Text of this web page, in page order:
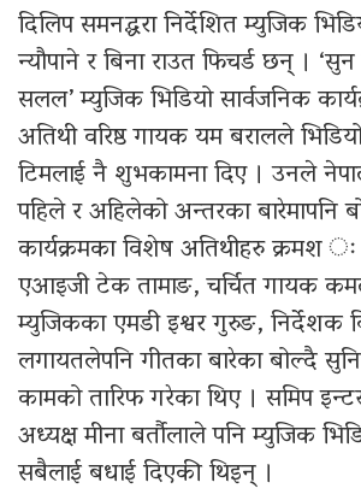
दिलिप समनद्धरा निर्देशित म्युजिक
न्यौपाने र बिना राउत फिचर्ड छन् ।
सलल’ म्युजिक भिडियो सार्वजनिक
अतिथी वरिष्ठ गायक यम बरालले
टिमलाई नै शुभकामना दिए । उनले
पहिले र अहिलेको अन्तरका बारेमापनि
कार्यक्रमका विशेष अतिथीहरु क्रमश
एआइजी टेक तामाङ, चर्चित गायक
म्युजिकका एमडी इश्वर गुरुङ, निर्देशक
लगायतलेपनि गीतका बारेका बोल्दै
कामको तारिफ गरेका थिए । समिप
अध्यक्ष मीना बर्तौलाले पनि म्युजिक
सबैलाई बधाई दिएकी थिइन् ।